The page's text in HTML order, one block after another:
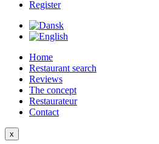
Register
Home
Restaurant search
Reviews
The concept
Restaurateur
Contact
x